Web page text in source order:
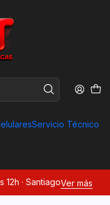
Servicio Técnico
· SantiagoVer más